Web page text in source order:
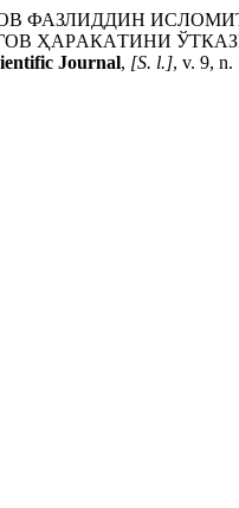
ФАЗЛИДДИН
ҲAРAКAТИНИ
Journal, [S. l.], v. 9, n.